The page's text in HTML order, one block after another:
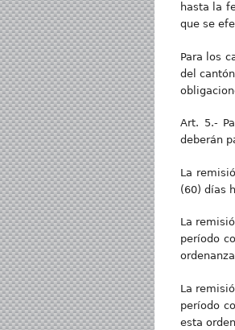
hasta la
que se
Para los
del
Art. 5.-
deberán
La
(60) días
La
período
La
período
esta